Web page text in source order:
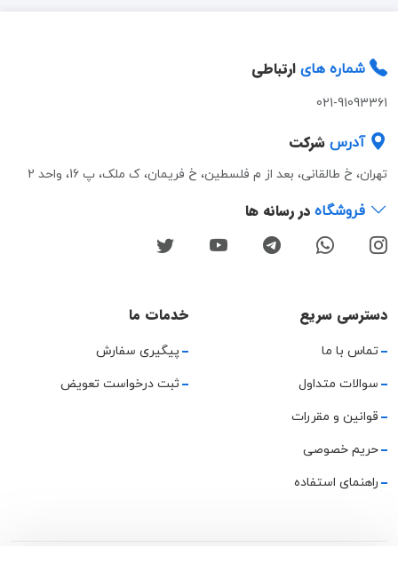
شماره های ارتباطی
021-91093361
آدرس شرکت
تهران، خ طالقانی، بعد از م فلسطین، خ فریمان، ک ملک، پ 16، واحد 2
فروشگاه در رسانه ها
دسترسی سریع
تماس با ما
سوالات متداول
قوانین و مقررات
حریم خصوصی
راهنمای استفاده
خدمات ما
پیگیری سفارش
ثبت درخواست تعویض